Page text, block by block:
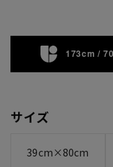
173cm /
サイズ
39cm×80cm